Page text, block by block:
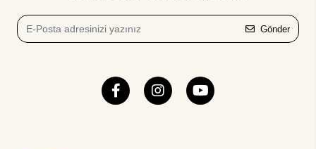
Gönder